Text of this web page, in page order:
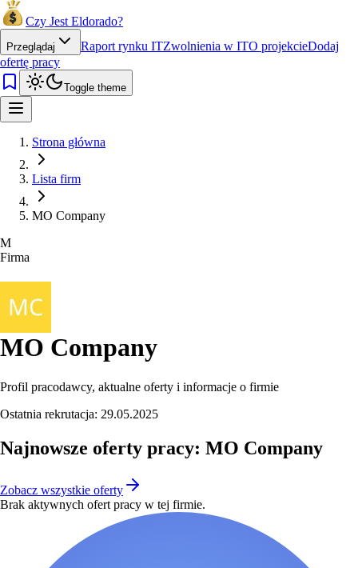
Czy Jest Eldorado?
Przeglądaj Raport rynku ITZwolnienia w ITO projekcieDodaj
ofertę pracy
Toggle theme
Strona główna
Lista firm
MO Company
M
Firma
MO Company
Profil pracodawcy, aktualne oferty i informacje o firmie
Ostatnia rekrutacja: 29.05.2025
Najnowsze oferty pracy: MO Company
Zobacz wszystkie oferty
Brak aktywnych ofert pracy w tej firmie.